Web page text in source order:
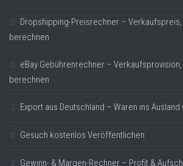
Dropshipping-Preisrechner – Verkaufspreis,
berechnen
eBay Gebührenrechner –
berechnen
Export aus Deutschland – Waren ins
Gesuch kostenlos Veröffentlichen
Gewinn- & Margen-Rechner – Profit &